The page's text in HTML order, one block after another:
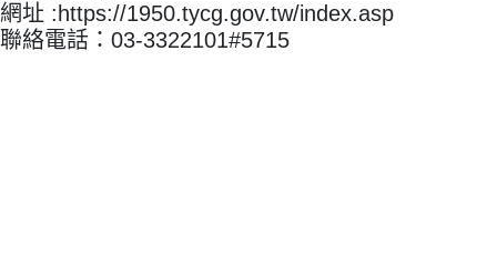
網址 :https://1950.tycg.gov.tw/index.asp
聯絡電話：03-3322101#5715